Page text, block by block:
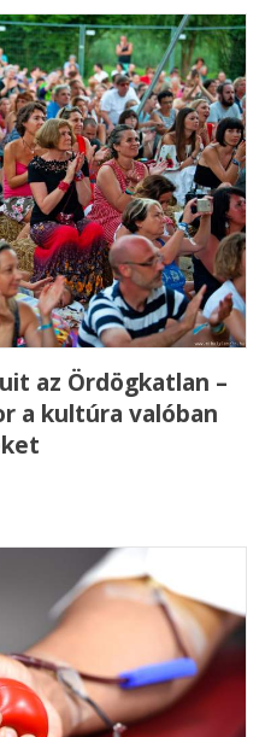
az Ördögkatlan –
a kultúra valóban